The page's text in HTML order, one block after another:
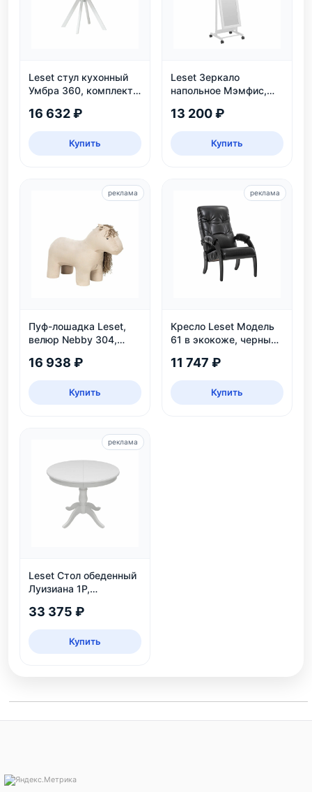
Leset стул кухонный
Умбра 360, комплект
16 632 ₽
Купить
Leset Зеркало
напольное Мэмфис,
13 200 ₽
Купить
Пуф-лошадка Leset,
велюр Nebby 304,
детской
16 938 ₽
Купить
реклама
Кресло Leset Модель
61 в экокоже, черный
дачи
11 747 ₽
Купить
реклама
Leset Стол обеденный
Луизиана 1Р,
33 375 ₽
Купить
реклама